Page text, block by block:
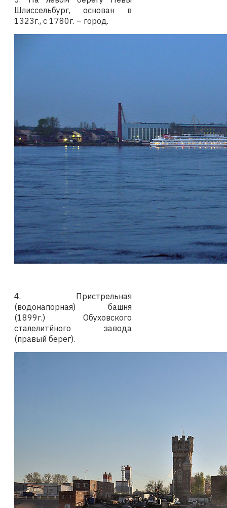
Шлиссельбург, основан в
1323г., с 1780г. – город.
4. Пристрельная
(водонапорная) башня
(1899г.) Обуховского
сталелитйного завода
(правый берег).